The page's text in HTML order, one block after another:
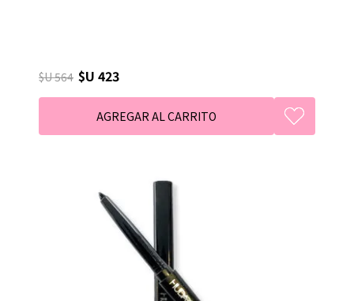
$U 564 $U 423